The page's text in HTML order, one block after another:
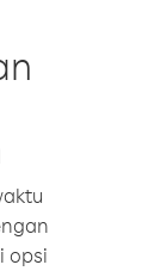
opsi